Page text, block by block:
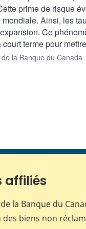
prime de risque
Ainsi, les
Ce
terme pour
la Banque du Canada
affiliés
la Banque du
des biens non